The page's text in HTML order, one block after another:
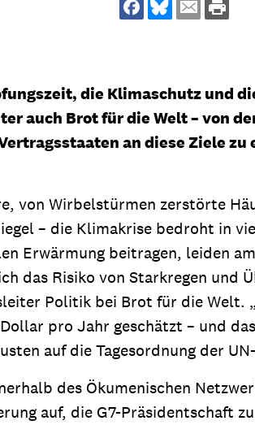
die Klimaschutz und
auch Brot für die Welt – von
an diese Ziele
von Wirbelstürmen zerstörte
– die Klimakrise bedroht in
Erwärmung beitragen, leiden
das Risiko von Starkregen und
Politik bei Brot für die
pro Jahr geschätzt – und
auf die Tagesordnung der
des Ökumenischen
auf, die G7-Präsidentschaft